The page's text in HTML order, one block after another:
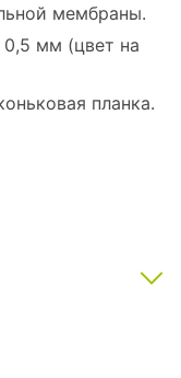
мембраны.
0,5 мм (цвет на
планка.